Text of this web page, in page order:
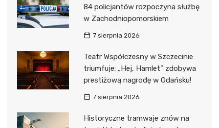
84 policjantów rozpoczyna służbę
w Zachodniopomorskiem
7 sierpnia 2026
Teatr Współczesny w Szczecinie
triumfuje: „Hej, Hamlet” zdobywa
prestiżową nagrodę w Gdańsku!
7 sierpnia 2026
Historyczne tramwaje znów na